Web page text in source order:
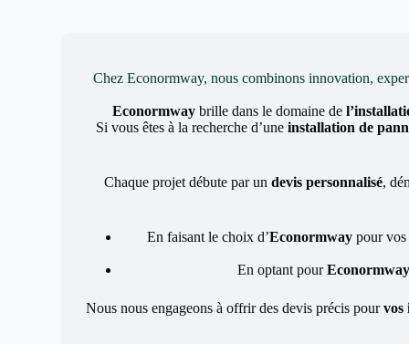
Chez Econormway, nous combinons innovation,
Econormway brille dans le domaine de
Si vous êtes à la recherche d’une installation de
Chaque projet débute par un devis personnalisé,
En faisant le choix d’Econormway pour
En optant pourEconormway
Nous nous engageons à offrir des devis précis pourvos